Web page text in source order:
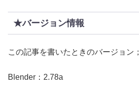
★バージョン情報
この記事を書いたときのバージョン；
Blender：2.78a